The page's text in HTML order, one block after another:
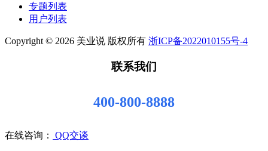
专题列表
用户列表
Copyright © 2026 美业说 版权所有 浙ICP备2022010155号-4
联系我们
400-800-8888
在线咨询： QQ交谈